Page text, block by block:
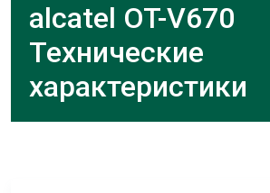
alcatel OT-V670
Технические
характеристики